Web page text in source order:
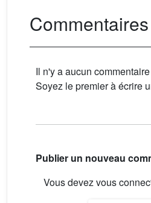
Commentaires
Il n'y a aucun
Soyez le premier à écrire
Publier un nouveau
Vous devez vous